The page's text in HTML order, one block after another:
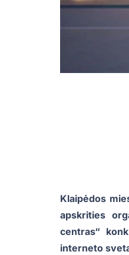
Klaipėdos
apskrities
centras“
interneto